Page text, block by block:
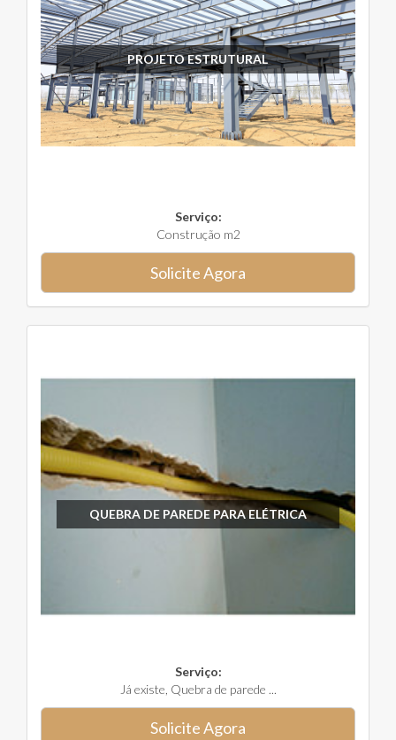
PROJETO ESTRUTURAL
Serviço:
Construção m2
Solicite Agora
QUEBRA DE PAREDE PARA ELÉTRICA
Serviço:
Já existe, Quebra de parede ...
Solicite Agora